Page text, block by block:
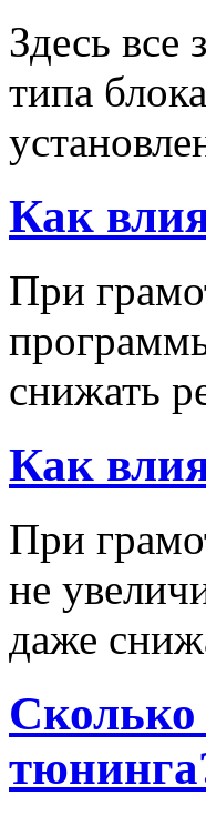
Здесь все
типа
Как
При
снижать
Как
При
не
даже
Сколько